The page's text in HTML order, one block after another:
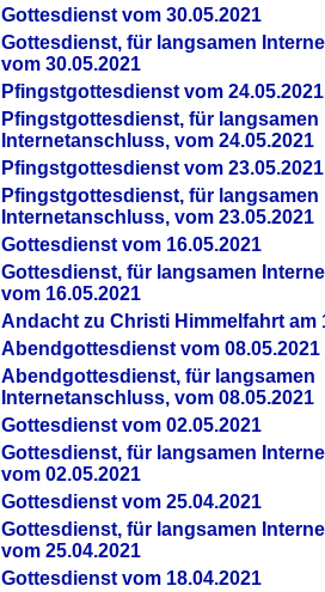
Gottesdienst vom 30.05.2021
Gottesdienst, für langsamen
vom 30.05.2021
Pfingstgottesdienst vom 24.05.2021
Pfingstgottesdienst, für langsamen
Internetanschluss, vom 24.05.2021
Pfingstgottesdienst vom 23.05.2021
Pfingstgottesdienst, für langsamen
Internetanschluss, vom 23.05.2021
Gottesdienst vom 16.05.2021
Gottesdienst, für langsamen
vom 16.05.2021
Andacht zu Christi Himmelfahrt am
Abendgottesdienst vom 08.05.2021
Abendgottesdienst, für langsamen
Internetanschluss, vom 08.05.2021
Gottesdienst vom 02.05.2021
Gottesdienst, für langsamen
vom 02.05.2021
Gottesdienst vom 25.04.2021
Gottesdienst, für langsamen
vom 25.04.2021
Gottesdienst vom 18.04.2021